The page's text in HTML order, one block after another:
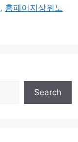
, 홈페이지상위노
Search